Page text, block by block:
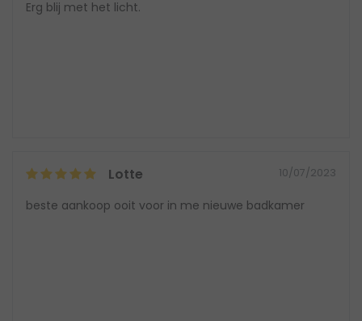
Erg blij met het licht.
Lotte 10/07/2023
beste aankoop ooit voor in me nieuwe badkamer